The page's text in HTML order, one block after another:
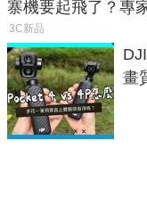
寨機要起飛了？專
3C新品
畫